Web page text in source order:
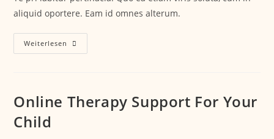
aliquid oportere. Eam id omnes alterum.
Weiterlesen
Online Therapy Support For Your
Child